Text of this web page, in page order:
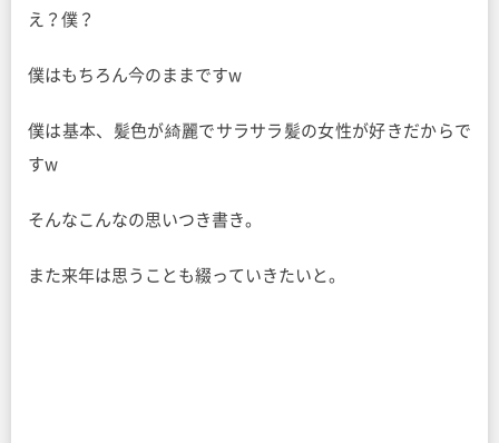
え？僕？
僕はもちろん今のままですw
僕は基本、髪色が綺麗でサラサラ髪の女性が好きだからで
すw
そんなこんなの思いつき書き。
また来年は思うことも綴っていきたいと。